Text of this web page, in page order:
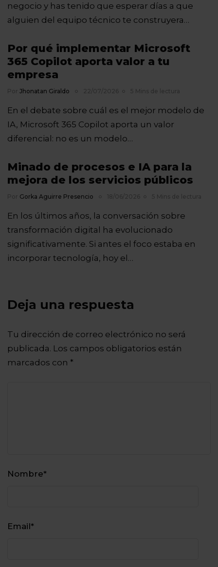
negocio y has tenido que esperar días a que
alguien del equipo técnico te construyera…
Por qué implementar Microsoft
365 Copilot aporta valor a tu
empresa
Por Jhonatan Giraldo 22/07/2026 5 Mins de lectura
En el debate sobre cuál es el mejor modelo de
IA, Microsoft 365 Copilot aporta un valor
diferencial: no es un modelo…
Minado de procesos e IA para la
mejora de los servicios públicos
Por Gorka Aguirre Presencio 18/06/2026 5 Mins de lectura
En los últimos años, la conversación sobre
transformación digital ha evolucionado
significativamente. Si antes el foco estaba en
incorporar tecnología, hoy el…
Deja una respuesta
Tu dirección de correo electrónico no será
publicada. Los campos obligatorios están
marcados con *
Nombre*
Email*